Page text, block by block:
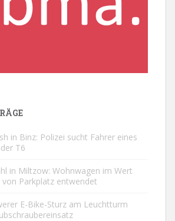
in Binz: Polizei sucht Fahrer eines
T6
in Miltzow: Wohnwagen im Wert
Parkplatz entwendet
E-Bike-Sturz am Leuchtturm